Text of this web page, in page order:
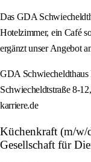
Das GDA
Hotelzimmer, ein Café
ergänzt unser Angebot
GDA
Schwiecheldtstraße 8-
karriere.de
Küchenkraft (m/w/
Gesellschaft für